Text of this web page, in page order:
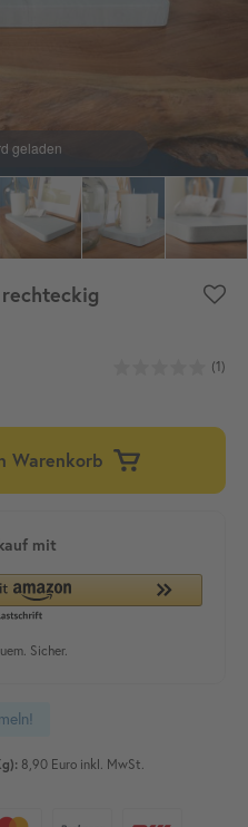
(1)
Warenkorb
8,90 Euro inkl. MwSt.